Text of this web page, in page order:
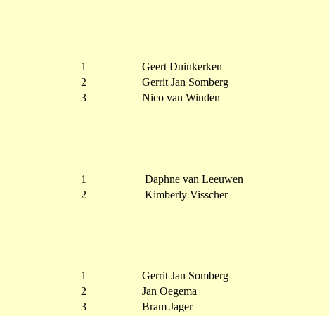
1 Geert Duinkerken
2
Gerrit Jan Somberg
3
Nico van Winden
1 Daphne van Leeuwen
2
Kimberly Visscher
1 Gerrit Jan Somberg
2
Jan Oegema
3
Bram Jager